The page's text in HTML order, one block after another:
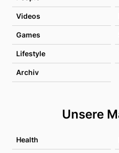
Videos
Games
Lifestyle
Archiv
Unsere
Health